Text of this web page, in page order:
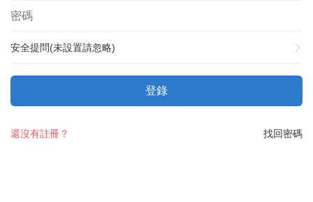
安全提問(未設置請忽略)
登錄
找回密碼
還沒有註冊？